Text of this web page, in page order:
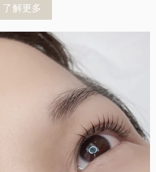
了解更多